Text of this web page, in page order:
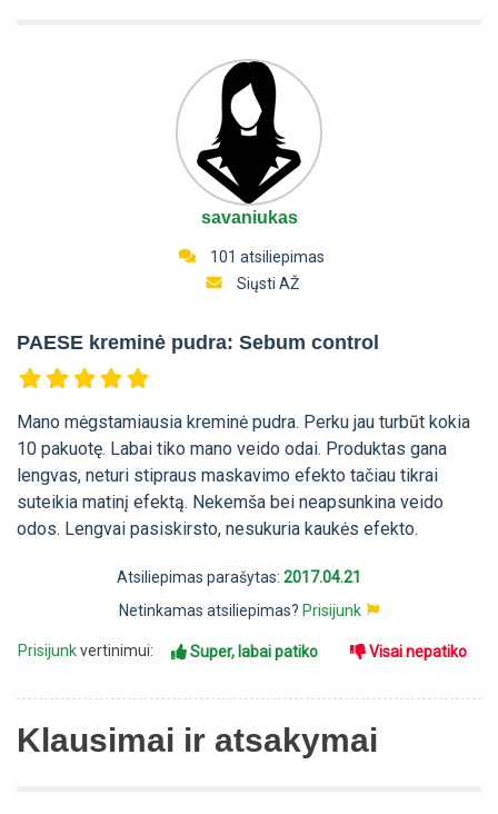
savaniukas
101 atsiliepimas
Siųsti AŽ
PAESE kreminė pudra: Sebum control
Mano mėgstamiausia kreminė pudra. Perku jau turbūt kokia
10 pakuotę. Labai tiko mano veido odai. Produktas gana
lengvas, neturi stipraus maskavimo efekto tačiau tikrai
suteikia matinį efektą. Nekemša bei neapsunkina veido
odos. Lengvai pasiskirsto, nesukuria kaukės efekto.
Atsiliepimas parašytas: 2017.04.21
Netinkamas atsiliepimas? Prisijunk
Prisijunkvertinimui: Super, labai patiko Visai nepatiko
Klausimai ir atsakymai